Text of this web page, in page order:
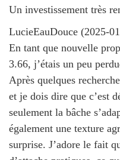
Un investissement très
LucieEauDouce (2025-
En tant que nouvelle
3.66, j’étais un peu
Après quelques
et je dois dire que c’est
seulement la bâche
également une texture
surprise. J’adore le fait